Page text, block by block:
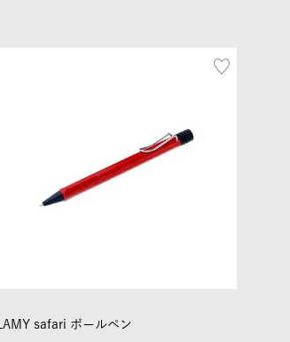
LAMY safari ボールペン